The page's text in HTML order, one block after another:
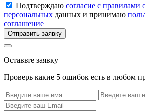
Подтверждаю согласие с правилами
персональных данных и принимаю
соглашение
Отправить заявку
Оставьте заявку
Проверь какие 5 ошибок есть в любом